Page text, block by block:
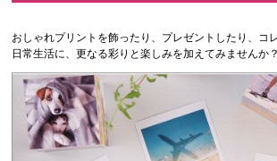
おしゃれプリントを飾ったり、プレゼントしたり、コ
日常生活に、更なる彩りと楽しみを加えてみませんか？